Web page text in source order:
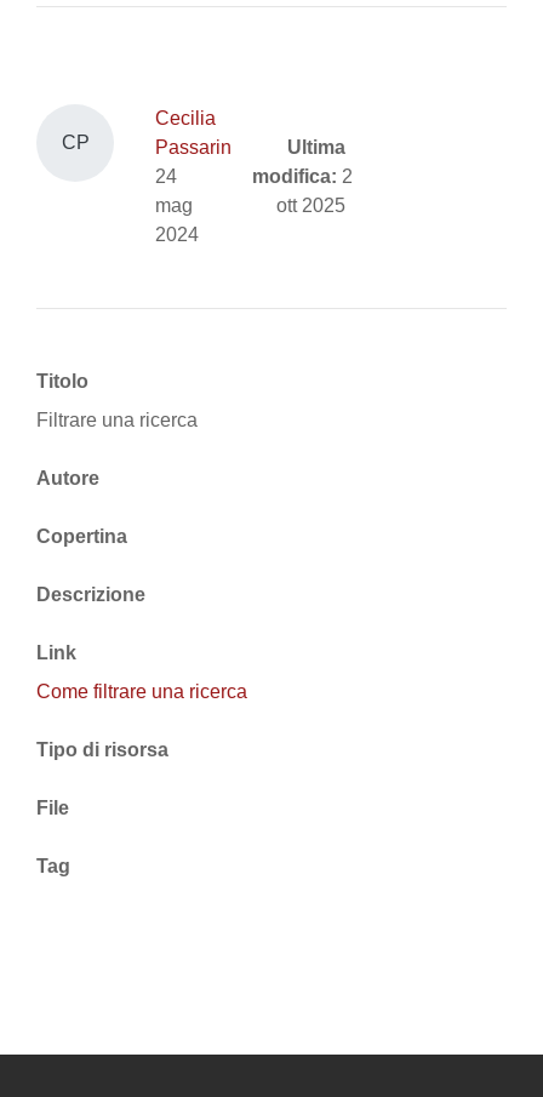
CP
Cecilia
Passarin
24
mag
2024
Ultima
modifica: 2
ott 2025
Titolo
Filtrare una ricerca
Autore
Copertina
Descrizione
Link
Come filtrare una ricerca
Tipo di risorsa
File
Tag